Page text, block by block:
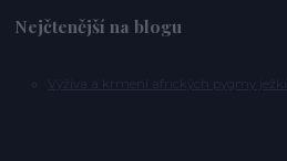
Nejčtenější na blogu